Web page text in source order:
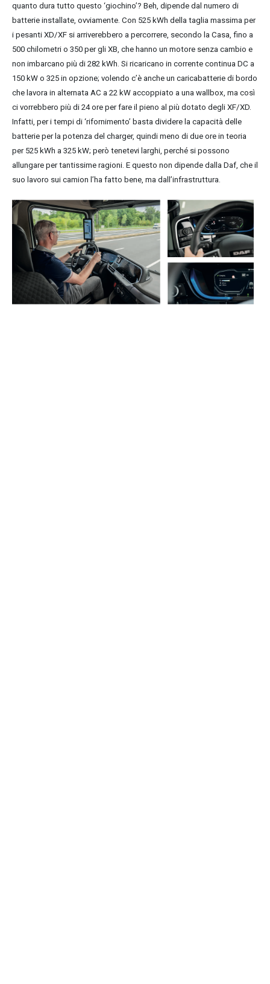
quanto dura tutto questo ‘giochino’? Beh, dipende dal numero di
batterie installate, ovviamente. Con 525 kWh della taglia massima per
i pesanti XD/XF si arriverebbero a percorrere, secondo la Casa, fino a
500 chilometri o 350 per gli XB, che hanno un motore senza cambio e
non imbarcano più di 282 kWh. Si ricaricano in corrente continua DC a
150 kW o 325 in opzione; volendo c’è anche un caricabatterie di bordo
che lavora in alternata AC a 22 kW accoppiato a una wallbox, ma così
ci vorrebbero più di 24 ore per fare il pieno al più dotato degli XF/XD.
Infatti, per i tempi di ‘rifornimento’ basta dividere la capacità delle
batterie per la potenza del charger, quindi meno di due ore in teoria
per 525 kWh a 325 kW; però tenetevi larghi, perché si possono
allungare per tantissime ragioni. E questo non dipende dalla Daf, che il
suo lavoro sui camion l’ha fatto bene, ma dall’infrastruttura.